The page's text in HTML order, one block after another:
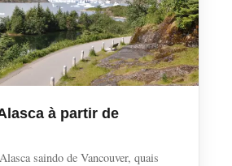
à partir de
saindo de Vancouver, quais